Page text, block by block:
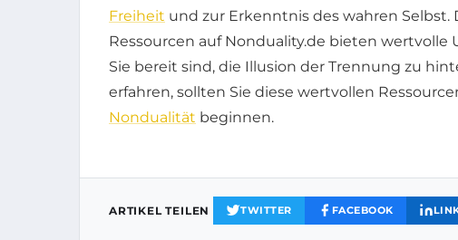
Freiheit und zur Erkenntnis des wahren Selbst.
Ressourcen auf Nonduality.de bieten wertvolle
Sie bereit sind, die Illusion der Trennung zu
erfahren, sollten Sie diese wertvollen
Nondualität beginnen.
ARTIKEL TEILEN TWITTER FACEBOOK